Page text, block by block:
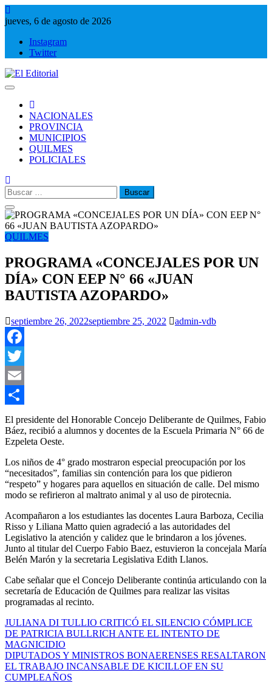
Saltar
al
jueves, 6 de agosto de 2026
Instagram
Twitter
NACIONALES
PROVINCIA
MUNICIPIOS
QUILMES
POLICIALES
Buscar:
QUILMES
PROGRAMA «CONCEJALES POR UN
DÍA» CON EEP N° 66 «JUAN
BAUTISTA AZOPARDO»
septiembre 26, 2022septiembre 25, 2022 admin-vdb
Facebook
Twitter
Email
Compartir
El presidente del Honorable Concejo Deliberante de Quilmes, Fabio
Báez, recibió a alumnos y docentes de la Escuela Primaria N° 66 de
Ezpeleta Oeste.
Los niños de 4° grado mostraron especial preocupación por los
“necesitados”, familias sin contención para los que pidieron
“respeto” y hogares para aquellos en situación de calle. Del mismo
modo se refirieron al maltrato animal y al uso de pirotecnia.
Acompañaron a los estudiantes las docentes Laura Barboza, Cecilia
Risso y Liliana Matto quien agradeció a las autoridades del
Legislativo la atención y calidez que le brindaron a los jóvenes.
Junto al titular del Cuerpo Fabio Baez, estuvieron la concejala María
Belén Marón y la secretaria Legislativa Edith Llanos.
Cabe señalar que el Concejo Deliberante continúa articulando con la
secretaría de Educación de Quilmes para realizar las visitas
programadas al recinto.
Navegación
de
entradas
JULIANA DI TULLIO CRITICÓ EL SILENCIO CÓMPLICE
DE PATRICIA BULLRICH ANTE EL INTENTO DE
MAGNICIDIO
DIPUTADOS Y MINISTROS BONAERENSES RESALTARON
EL TRABAJO INCANSABLE DE KICILLOF EN SU
CUMPLEAÑOS